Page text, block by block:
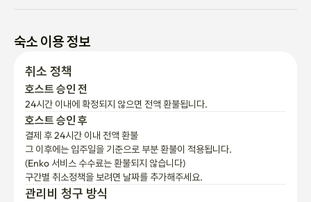
👉 기본 주방용품과 조리 도구가 제공됩니다. 소모품과 개인 위생
🤗 우리 집 규칙
🚭 실내 금연
🍳 강한 냄새가 나는 음식(예: 생선이나 고기)은 실내에서 조리하거
나 섭취할 수 없습니다
숙소 이용 정보
취소 정책
호스트 승인 전
24시간 이내에 확정되지 않으면 전액 환불됩니다.
호스트 승인 후
결제 후 24시간 이내 전액 환불
그 이후에는 입주일을 기준으로 부분 환불이 적용됩니다.
(Enko 서비스 수수료는 환불되지 않습니다)
구간별 취소정책을 보려면 날짜를 추가해주세요.
관리비 청구 방식